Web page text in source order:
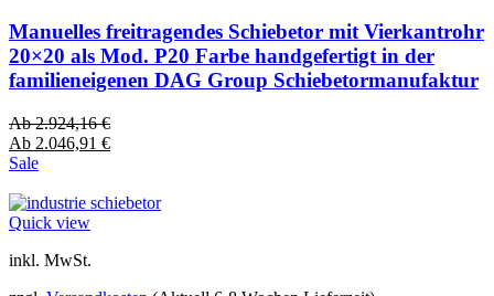
Manuelles freitragendes Schiebetor mit Vierkantrohr
20×20 als Mod. P20 Farbe handgefertigt in der
familieneigenen DAG Group Schiebetormanufaktur
Ab2.924,16€
Ab 2.046,91 €
Sale
Quick view
inkl. MwSt.